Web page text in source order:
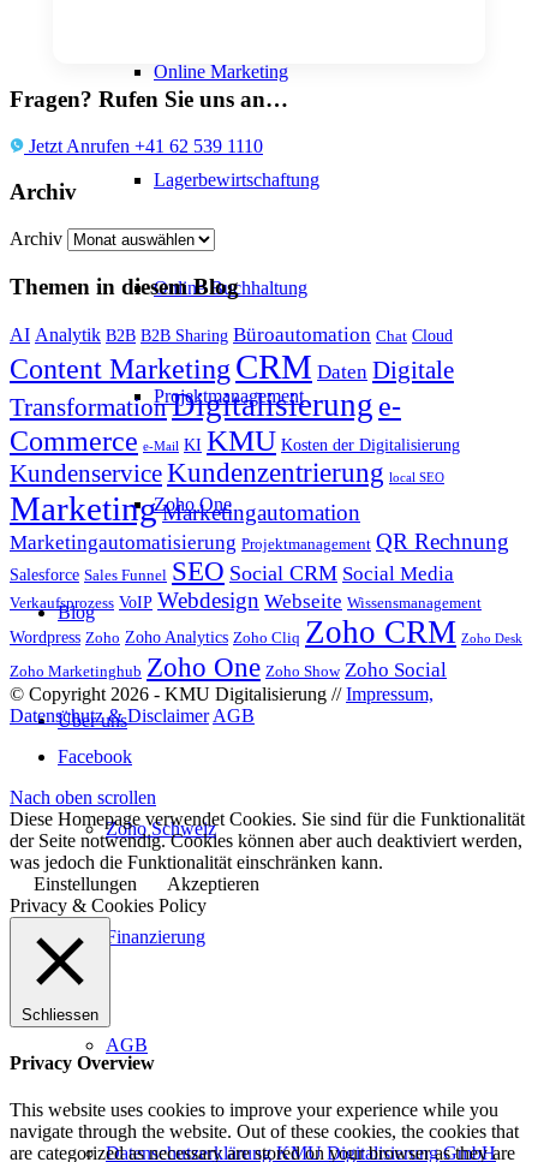
Online Marketing
Lagerbewirtschaftung
Online Buchhaltung
Projektmanagement
Zoho One
Blog
Über uns
Zoho Schweiz
Finanzierung
AGB
Datenschutzerklärung KMU Digitalisierung GmbH
Fragen? Rufen Sie uns an…
Jetzt Anrufen +41 62 539 1110
Archiv
Archiv
Themen in diesem Blog
AI Analytik B2B B2B Sharing Büroautomation Chat Cloud
Content Marketing CRM Daten Digitale
TransformationDigitalisierung e-
Commerce e-Mail KI KMU Kosten der Digitalisierung
KundenserviceKundenzentrierung local SEO
MarketingMarketingautomation
Marketingautomatisierung Projektmanagement QR Rechnung
Salesforce Sales Funnel SEO Social CRM Social Media
Verkaufsprozess VoIP Webdesign Webseite Wissensmanagement
Wordpress Zoho Zoho Analytics Zoho Cliq Zoho CRM Zoho Desk
Zoho Marketinghub Zoho One Zoho Show Zoho Social
© Copyright 2026 - KMU Digitalisierung //Impressum,
Datenschutz & Disclaimer AGB
Facebook
Nach oben scrollen
Diese Homepage verwendet Cookies. Sie sind für die Funktionalität
der Seite notwendig. Cookies können aber auch deaktiviert werden,
was jedoch die Funktionalität einschränken kann.
Einstellungen
Akzeptieren
Privacy & Cookies Policy
Schliessen
Privacy Overview
This website uses cookies to improve your experience while you
navigate through the website. Out of these cookies, the cookies that
are categorized as necessary are stored on your browser as they are